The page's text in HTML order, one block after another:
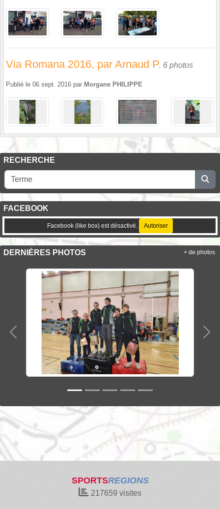
Via Romana 2016, par Arnaud P. 6 photos
Publié le 06 sept. 2016 par Morgane PHILIPPE
RECHERCHE
FACEBOOK
Facebook (like box) est désactivé. Autoriser
DERNIÈRES PHOTOS
Précedent
+ de photos
SPORTSREGIONS
217659 visites